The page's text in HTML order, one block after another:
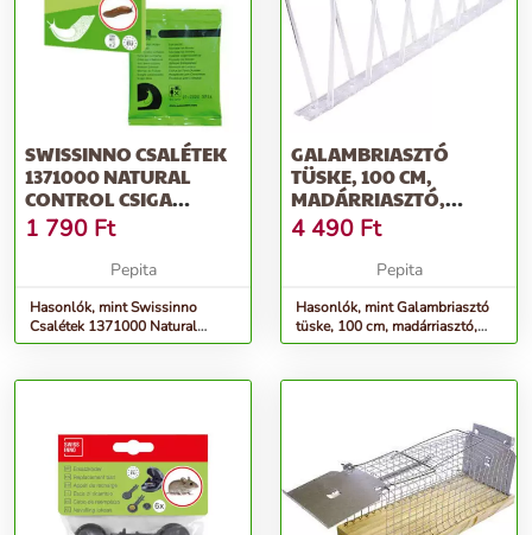
SWISSINNO CSALÉTEK
1371000 NATURAL
CONTROL CSIGA
CSAPDÁBAN
2DB/CSOMAG
1 790 Ft
Pepita
Hasonlók, mint Swissinno
Csalétek 1371000 Natural
Control Csiga Csapdában
GALAMBRIASZTÓ
TÜSKE, 100 CM,
MADÁRRIASZTÓ,
SWISSINNO NATURAL
CONT...
4 490 Ft
Pepita
Hasonlók, mint Galambriasztó
tüske, 100 cm, madárriasztó,
Swissinno Natural Cont...